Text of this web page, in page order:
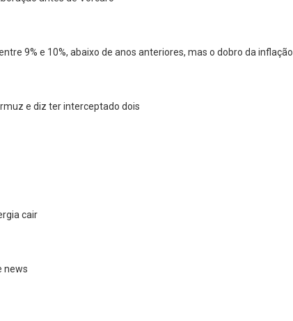
9% e 10%, abaixo de anos anteriores, mas o dobro da inflação
e diz ter interceptado dois
cair
news